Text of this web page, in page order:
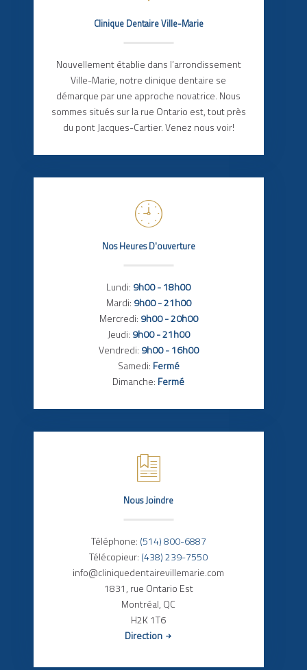
Clinique Dentaire Ville-Marie
Nouvellement établie dans l’arrondissement
Ville-Marie, notre clinique dentaire se
démarque par une approche novatrice. Nous
sommes situés sur la rue Ontario est, tout près
du pont Jacques-Cartier. Venez nous voir!
Nos Heures D'ouverture
Lundi: 9h00 - 18h00
Mardi: 9h00 - 21h00
Mercredi: 9h00 - 20h00
Jeudi: 9h00 - 21h00
Vendredi: 9h00 - 16h00
Samedi: Fermé
Dimanche: Fermé
Nous Joindre
Téléphone: (514) 800-6887
Télécopieur: (438) 239-7550
info@cliniquedentairevillemarie.com
1831, rue Ontario Est
Montréal, QC
H2K 1T6
Direction